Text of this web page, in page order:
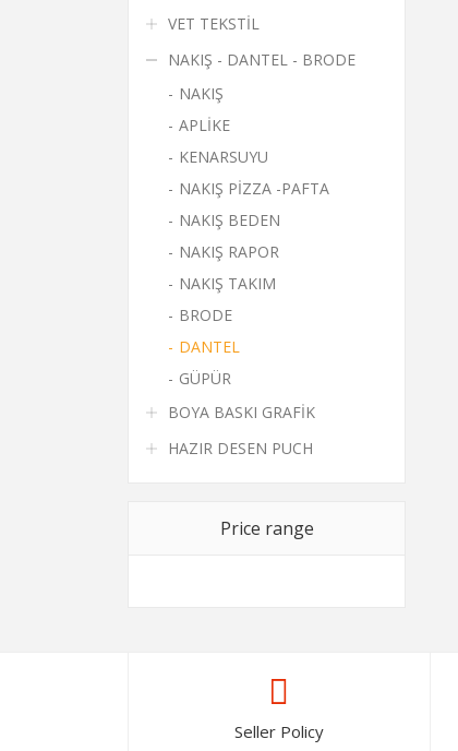
VET TEKSTİL
NAKIŞ - DANTEL - BRODE
NAKIŞ
APLİKE
KENARSUYU
NAKIŞ PİZZA -PAFTA
NAKIŞ BEDEN
NAKIŞ RAPOR
NAKIŞ TAKIM
BRODE
DANTEL
GÜPÜR
BOYA BASKI GRAFİK
HAZIR DESEN PUCH
Price range
Seller Policy